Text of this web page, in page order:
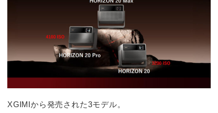
XGIMIから発売された3モデル。